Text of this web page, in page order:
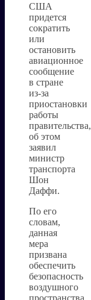
США
придется
сократить
или
остановить
авиационное
сообщение
в стране
из-за
приостановки
работы
правительства,
об этом
заявил
министр
транспорта
Шон
Даффи.
По его
словам,
данная
мера
призвана
обеспечить
безопасность
воздушного
пространства,